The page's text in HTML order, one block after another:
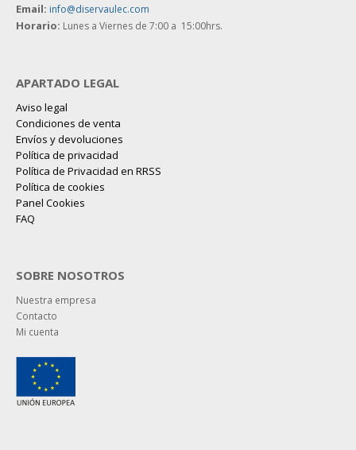
Email: info@diservaulec.com
Horario: Lunes a Viernes de 7:00 a 15:00hrs.
APARTADO LEGAL
Aviso legal
Condiciones de venta
Envíos y devoluciones
Política de privacidad
Política de Privacidad en RRSS
Política de cookies
Panel Cookies
FAQ
SOBRE NOSOTROS
Nuestra empresa
Contacto
Mi cuenta